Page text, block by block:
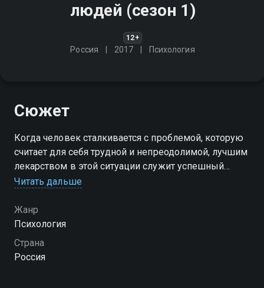
людей (сезон 1)
12+
Россия 2017 Психология
Сюжет
Когда человек сталкивается с проблемой, которую
считает для себя трудной и непреодолимой, лучшим
лекарством в этой ситуации служит успешный
пример решения такой же проблемы кем-то другим
Посмотреть онлайн 1 сезон сериала Большие
проблемы великих людей вы можете совершенно
бесплатно в хорошем HD качестве на Смотрёшке
Читать дальше
Жанр
Психология
Страна
Россия